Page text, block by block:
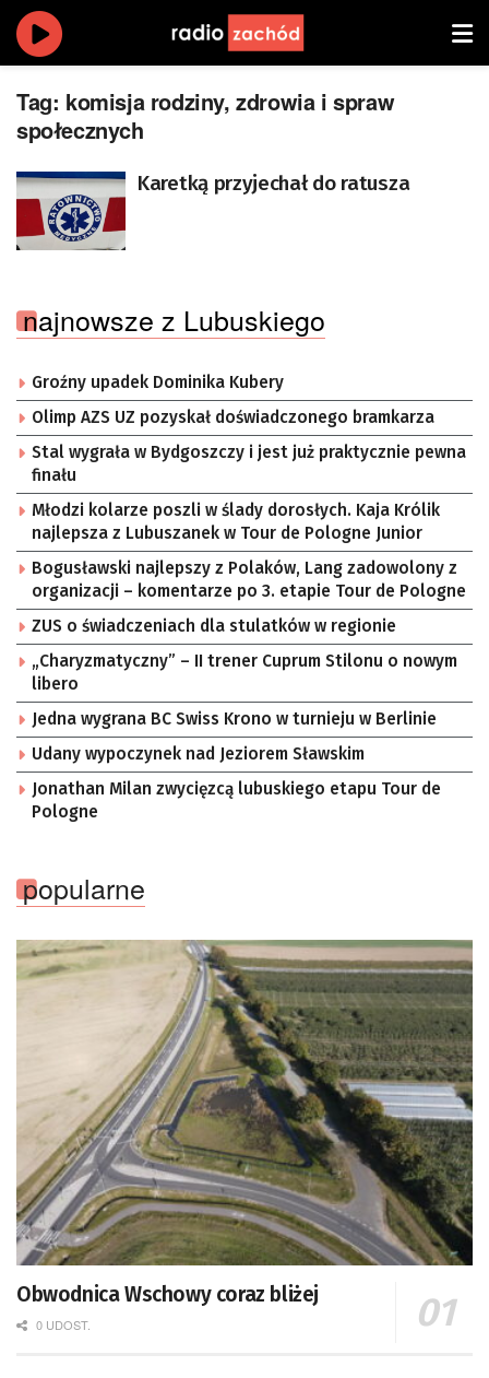
Tag: komisja rodziny, zdrowia i spraw
społecznych
Karetką przyjechał do ratusza
najnowsze z Lubuskiego
Groźny upadek Dominika Kubery
Olimp AZS UZ pozyskał doświadczonego bramkarza
Stal wygrała w Bydgoszczy i jest już praktycznie pewna
finału
Młodzi kolarze poszli w ślady dorosłych. Kaja Królik
najlepsza z Lubuszanek w Tour de Pologne Junior
Bogusławski najlepszy z Polaków, Lang zadowolony z
organizacji – komentarze po 3. etapie Tour de Pologne
ZUS o świadczeniach dla stulatków w regionie
„Charyzmatyczny” – II trener Cuprum Stilonu o nowym
libero
Jedna wygrana BC Swiss Krono w turnieju w Berlinie
Udany wypoczynek nad Jeziorem Sławskim
Jonathan Milan zwycięzcą lubuskiego etapu Tour de
Pologne
popularne
Obwodnica Wschowy coraz bliżej
0 UDOST.